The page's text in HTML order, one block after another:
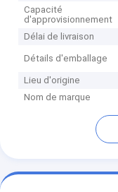
Capacité
d'approvisionnement
Délai de livraison
Détails d'emballage
Lieu d'origine
Nom de marque